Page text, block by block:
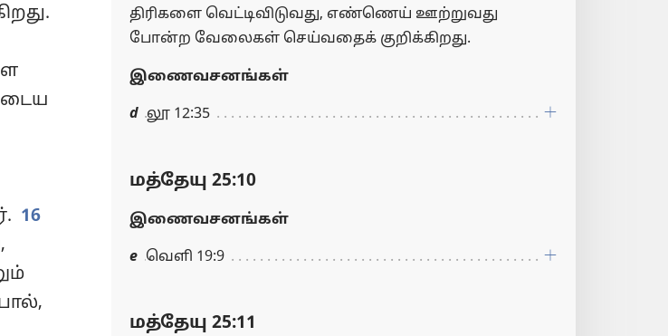
16
திரிகளை வெட்டிவிடுவது, எண்ணெய் ஊற்றுவது
போன்ற வேலைகள் செய்வதைக் குறிக்கிறது.
இணைவசனங்கள்
d லூ 12:35
மத்தேயு 25:10
இணைவசனங்கள்
e வெளி 19:9
மத்தேயு 25:11